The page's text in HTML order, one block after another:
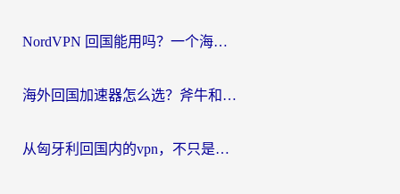
NordVPN 回国能用吗？一个海外用户必须面对的真实困境
海外回国加速器怎么选？斧牛和海龟哪个好？一篇帮你避开坑的实用指南
从匈牙利回国内的vpn，不只是为了刷剧那么简单